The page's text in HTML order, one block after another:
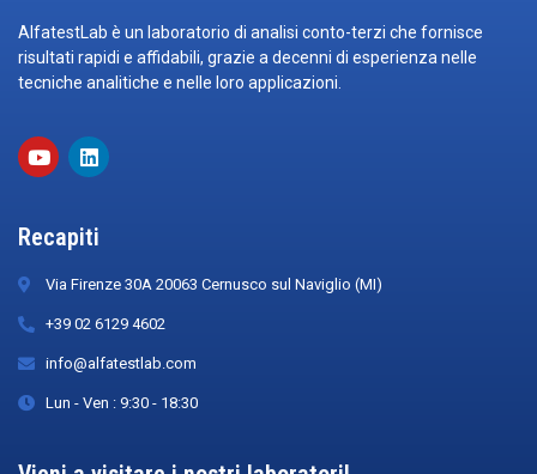
AlfatestLab è un laboratorio di analisi conto-terzi che fornisce
risultati rapidi e affidabili, grazie a decenni di esperienza nelle
tecniche analitiche e nelle loro applicazioni.
Recapiti
Via Firenze 30A 20063 Cernusco sul Naviglio (MI)
+39 02 6129 4602
info@alfatestlab.com
Lun - Ven : 9:30 - 18:30